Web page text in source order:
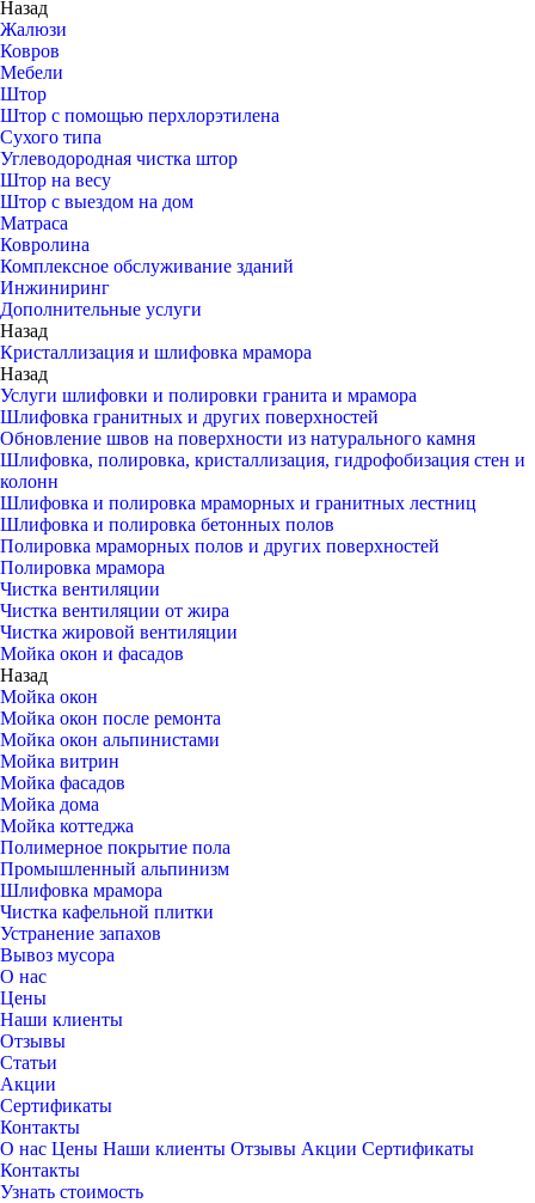
Назад
Жалюзи
Ковров
Мебели
Штор
Штор с помощью перхлорэтилена
Сухого типа
Углеводородная чистка штор
Штор на весу
Штор с выездом на дом
Матраса
Ковролина
Комплексное обслуживание зданий
Инжиниринг
Дополнительные услуги
Назад
Кристаллизация и шлифовка мрамора
Назад
Услуги шлифовки и полировки гранита и мрамора
Шлифовка гранитных и других поверхностей
Обновление швов на поверхности из натурального камня
Шлифовка, полировка, кристаллизация, гидрофобизация стен и
колонн
Шлифовка и полировка мраморных и гранитных лестниц
Шлифовка и полировка бетонных полов
Полировка мраморных полов и других поверхностей
Полировка мрамора
Чистка вентиляции
Чистка вентиляции от жира
Чистка жировой вентиляции
Мойка окон и фасадов
Назад
Мойка окон
Мойка окон после ремонта
Мойка окон альпинистами
Мойка витрин
Мойка фасадов
Мойка дома
Мойка коттеджа
Полимерное покрытие пола
Промышленный альпинизм
Шлифовка мрамора
Чистка кафельной плитки
Устранение запахов
Вывоз мусора
О нас
Цены
Наши клиенты
Отзывы
Статьи
Акции
Сертификаты
Контакты
О нас Цены Наши клиенты Отзывы Акции Сертификаты
Контакты
Узнать стоимость